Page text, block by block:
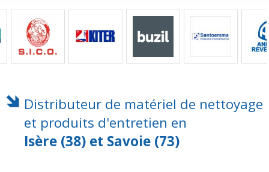
Distributeur de matériel de nettoyage
et produits d'entretien en
Isère (38) et Savoie (73)